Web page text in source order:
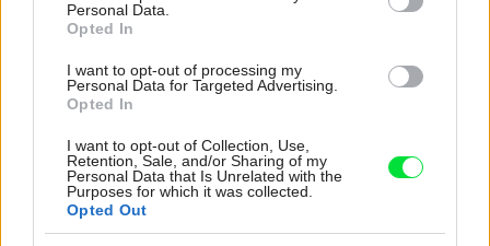
Personal Data.
Opted In
I want to opt-out of processing my
Personal Data for Targeted Advertising.
Opted In
I want to opt-out of Collection, Use,
Retention, Sale, and/or Sharing of my
Personal Data that Is Unrelated with the
Purposes for which it was collected.
Opted Out